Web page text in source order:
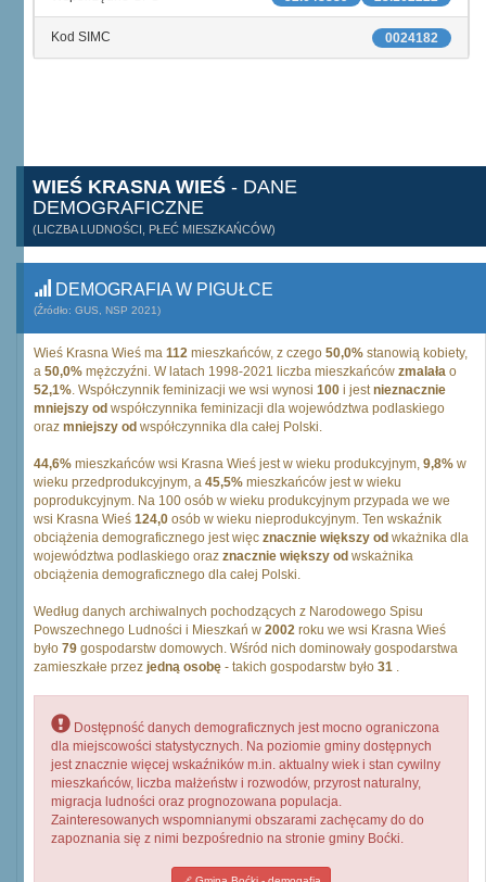
0024182
Kod SIMC
WIEŚ KRASNA WIEŚ - DANE
DEMOGRAFICZNE
(LICZBA LUDNOŚCI, PŁEĆ MIESZKAŃCÓW)
DEMOGRAFIA W PIGUŁCE
(Źródło: GUS, NSP 2021)
Wieś Krasna Wieś ma 112 mieszkańców, z czego 50,0% stanowią kobiety,
a 50,0% mężczyźni. W latach 1998-2021 liczba mieszkańców zmalała o
52,1%. Współczynnik feminizacji we wsi wynosi 100 i jestnieznacznie
mniejszy od współczynnika feminizacji dla województwa podlaskiego
oraz mniejszy od współczynnika dla całej Polski.
44,6% mieszkańców wsi Krasna Wieś jest w wieku produkcyjnym, 9,8% w
wieku przedprodukcyjnym, a 45,5% mieszkańców jest w wieku
poprodukcyjnym. Na 100 osób w wieku produkcyjnym przypada we we
wsi Krasna Wieś 124,0 osób w wieku nieprodukcyjnym. Ten wskaźnik
obciążenia demograficznego jest więc znacznie większy od wkażnika dla
województwa podlaskiego oraz znacznie większy od wskażnika
obciążenia demograficznego dla całej Polski.
Według danych archiwalnych pochodzących z Narodowego Spisu
Powszechnego Ludności i Mieszkań w 2002 roku we wsi Krasna Wieś
było 79 gospodarstw domowych. Wśród nich dominowały gospodarstwa
zamieszkałe przez jedną osobę - takich gospodarstw było 31 .
Dostępność danych demograficznych jest mocno ograniczona
dla miejscowości statystycznych. Na poziomie gminy dostępnych
jest znacznie więcej wskaźników m.in. aktualny wiek i stan cywilny
mieszkańców, liczba małżeństw i rozwodów, przyrost naturalny,
migracja ludności oraz prognozowana populacja.
Zainteresowanych wspomnianymi obszarami zachęcamy do do
zapoznania się z nimi bezpośrednio na stronie gminy Boćki.